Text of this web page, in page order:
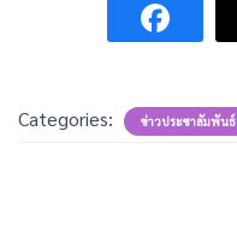
Categories: ข่าวประชาสัมพันธ์